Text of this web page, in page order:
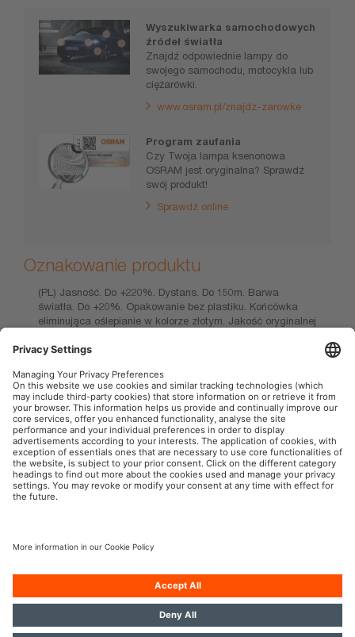
Wyszukiwarka samochodowych
źródeł światła
Znajdź odpowiednie lampy do
swojego samochodu, motocykla lub
ciężarówki.
www.osram.pl/znajdz-zarowke
Program zaufania
Czy Twoja lampa ksenonowa
OSRAM jest oryginalna? Sprawdź
swój produkt!
Sprawdź online
Oznakowanie produktu
(PL) Jasność. Do +220%. Dystans. Do 150m. Barwa
światła. Do +20%. Opakowanie bez plastiku. Końcówka
eliminująca oślepianie w kolorze złotym. Jakość oryginalnej
może być krótsza niż 1 rok. Wyprodukowano w Niemczech.
OSRAM AutoMoto w mediach społecznościowych
Informacje firmowe
Warunki użytkowania
© 2026, OSRAM GmbH. Wszelkie prawa zastrzeżone.